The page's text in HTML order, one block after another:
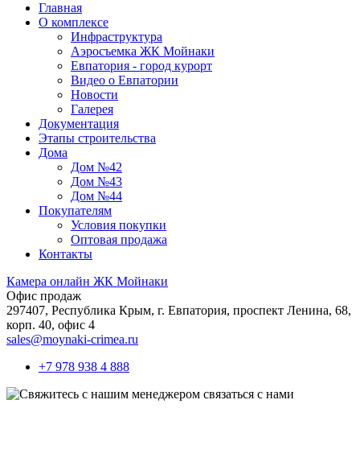
Главная
О комплексе
Инфраструктура
Аэросъемка ЖК Мойнаки
Евпатория - город курорт
Видео о Евпатории
Новости
Галерея
Документация
Этапы строительства
Дома
Дом №42
Дом №43
Дом №44
Покупателям
Условия покупки
Оптовая продажа
Контакты
Камера онлайн ЖК Мойнаки
Офис продаж
297407, Республика Крым, г. Евпатория, проспект Ленина, 68,
корп. 40, офис 4
sales@moynaki-crimea.ru
+7 978 938 4 888
связаться с нами